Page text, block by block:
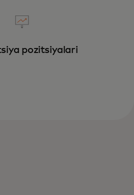
pozitsiyalari